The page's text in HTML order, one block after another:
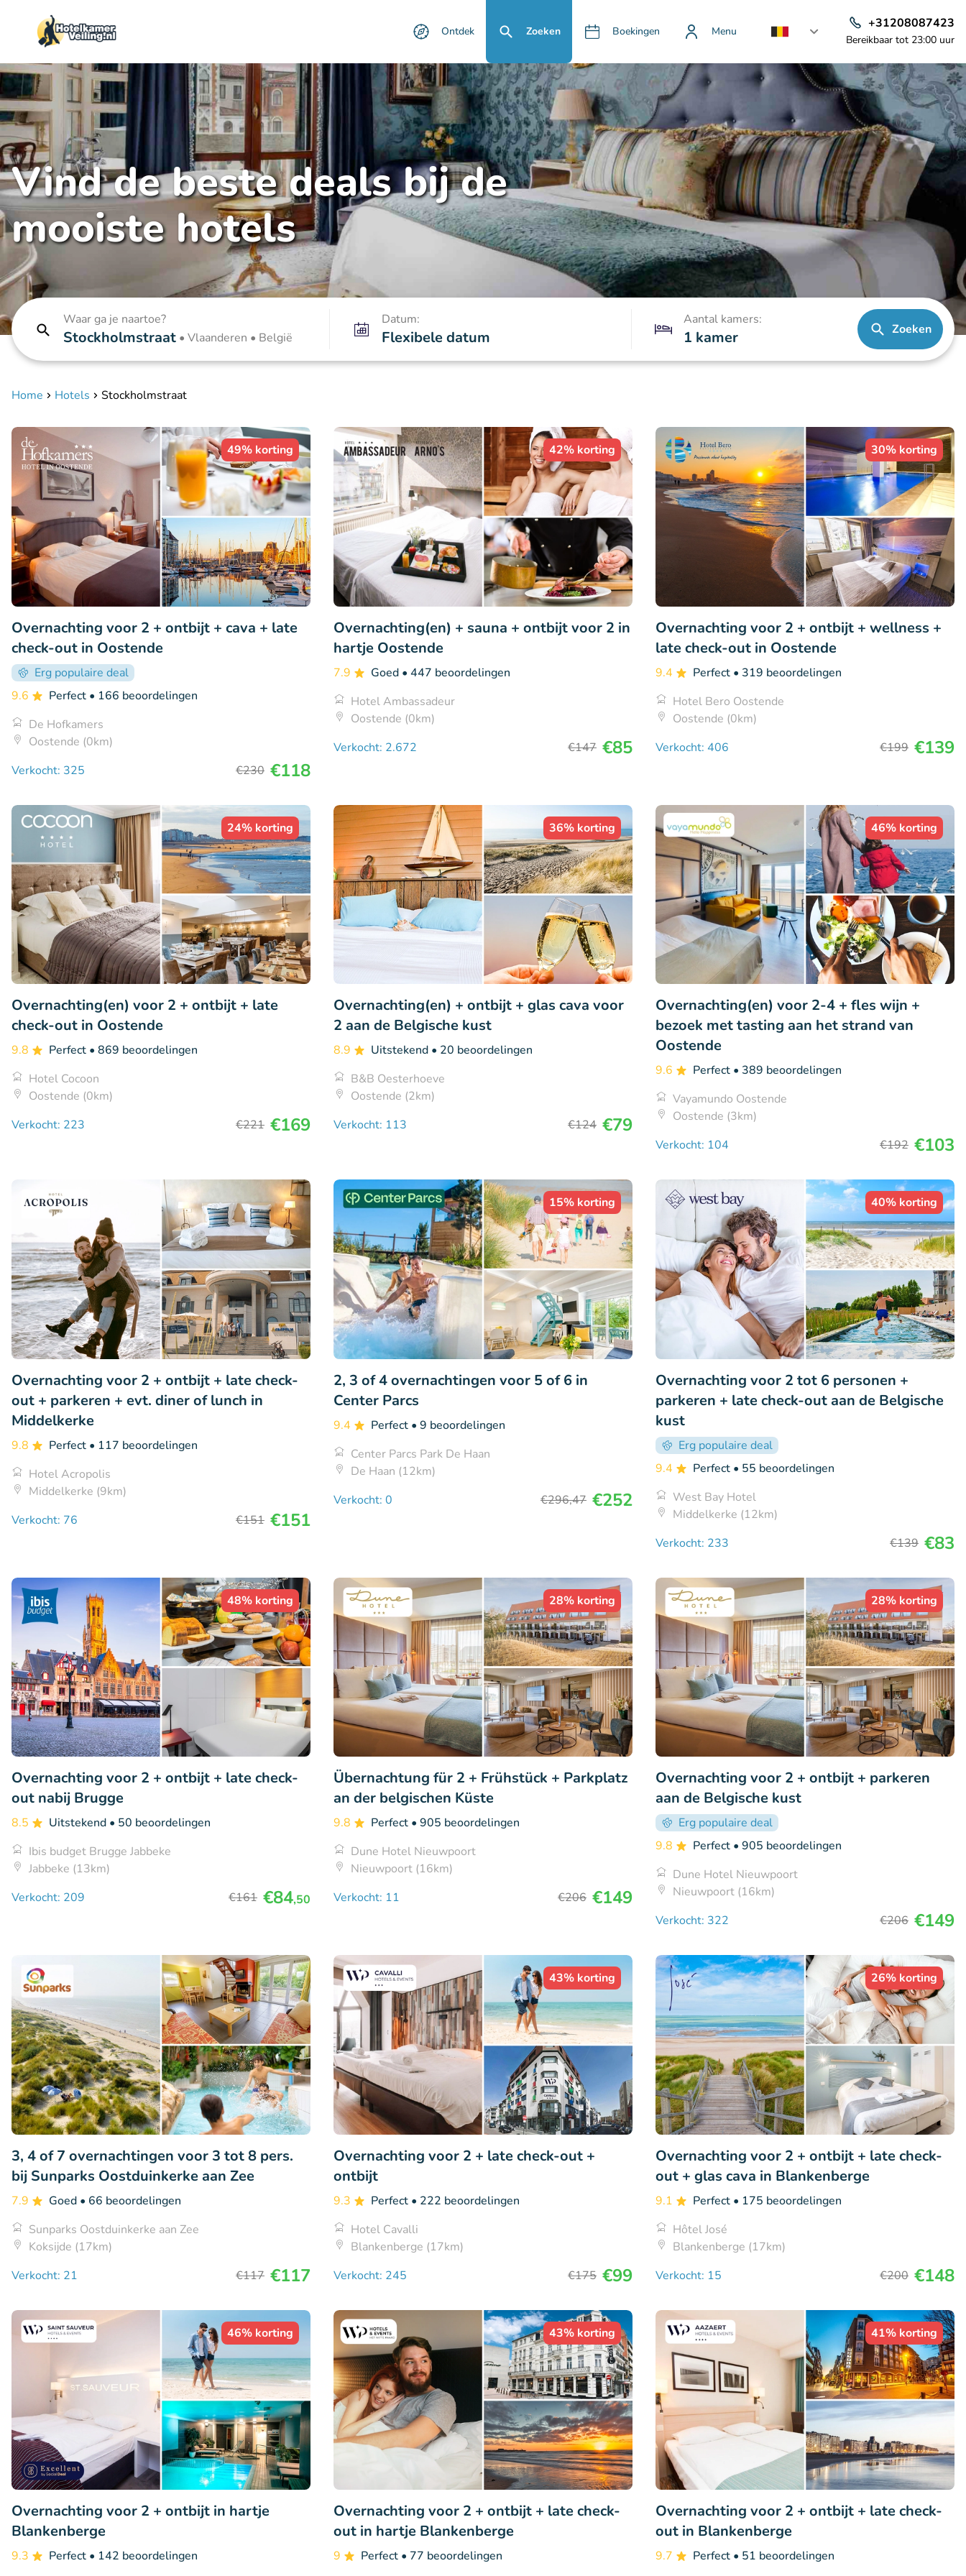
Ontdek Zoeken Boekingen Menu
+31208087423
Bereikbaar tot 23:00 uur
Vind de beste deals bij de
mooiste hotels
Waar ga je naartoe?
Stockholmstraat • Vlaanderen • België
Datum:
Flexibele datum
Aantal kamers:
1 kamer Zoeken
Home Hotels Stockholmstraat
49% korting
Overnachting voor 2 + ontbijt + cava + late
check-out in Oostende
Erg populaire deal
9.6
Perfect • 166 beoordelingen
De Hofkamers
Oostende (0km)
Verkocht: 325
€230 €118
42% korting
Overnachting(en) + sauna + ontbijt voor 2 in
hartje Oostende
7.9 Goed • 447 beoordelingen
Hotel Ambassadeur
Oostende (0km)
Verkocht: 2.672
€147 €85
30% korting
Overnachting voor 2 + ontbijt + wellness +
late check-out in Oostende
9.4 Perfect • 319 beoordelingen
Hotel Bero Oostende
Oostende (0km)
Verkocht: 406
€199 €139
24% korting
Overnachting(en) voor 2 + ontbijt + late
check-out in Oostende
9.8 Perfect • 869 beoordelingen
Hotel Cocoon
Oostende (0km)
Verkocht: 223
€221 €169
36% korting
Overnachting(en) + ontbijt + glas cava voor
2 aan de Belgische kust
8.9 Uitstekend • 20 beoordelingen
B&B Oesterhoeve
Oostende (2km)
Verkocht: 113
€124 €79
46% korting
Overnachting(en) voor 2-4 + fles wijn +
bezoek met tasting aan het strand van
Oostende
9.6 Perfect • 389 beoordelingen
Vayamundo Oostende
Oostende (3km)
Verkocht: 104
€192 €103
Overnachting voor 2 + ontbijt + late check-
out + parkeren + evt. diner of lunch in
Middelkerke
9.8 Perfect • 117 beoordelingen
Hotel Acropolis
Middelkerke (9km)
Verkocht: 76
€151 €151
15% korting
2, 3 of 4 overnachtingen voor 5 of 6 in
Center Parcs
9.4 Perfect • 9 beoordelingen
Center Parcs Park De Haan
De Haan (12km)
Verkocht: 0
€296,47 €252
40% korting
Overnachting voor 2 tot 6 personen +
parkeren + late check-out aan de Belgische
kust
Erg populaire deal
9.4
Perfect • 55 beoordelingen
West Bay Hotel
Middelkerke (12km)
Verkocht: 233
€139 €83
48% korting
Overnachting voor 2 + ontbijt + late check-
out nabij Brugge
8.5 Uitstekend • 50 beoordelingen
Ibis budget Brugge Jabbeke
Jabbeke (13km)
Verkocht: 209
€161 €84,50
28% korting
Übernachtung für 2 + Frühstück + Parkplatz
an der belgischen Küste
9.8 Perfect • 905 beoordelingen
Dune Hotel Nieuwpoort
Nieuwpoort (16km)
Verkocht: 11
€206 €149
28% korting
Overnachting voor 2 + ontbijt + parkeren
aan de Belgische kust
Erg populaire deal
9.8
Perfect • 905 beoordelingen
Dune Hotel Nieuwpoort
Nieuwpoort (16km)
Verkocht: 322
€206 €149
3, 4 of 7 overnachtingen voor 3 tot 8 pers.
bij Sunparks Oostduinkerke aan Zee
7.9 Goed • 66 beoordelingen
Sunparks Oostduinkerke aan Zee
Koksijde (17km)
Verkocht: 21
€117 €117
43% korting
Overnachting voor 2 + late check-out +
ontbijt
9.3 Perfect • 222 beoordelingen
Hotel Cavalli
Blankenberge (17km)
Verkocht: 245
€175 €99
26% korting
Overnachting voor 2 + ontbijt + late check-
out + glas cava in Blankenberge
9.1 Perfect • 175 beoordelingen
Hôtel José
Blankenberge (17km)
Verkocht: 15
€200 €148
46% korting
Overnachting voor 2 + ontbijt in hartje
Blankenberge
9.3 Perfect • 142 beoordelingen
43% korting
Overnachting voor 2 + ontbijt + late check-
out in hartje Blankenberge
9 Perfect • 77 beoordelingen
41% korting
Overnachting voor 2 + ontbijt + late check-
out in Blankenberge
9.7 Perfect • 51 beoordelingen